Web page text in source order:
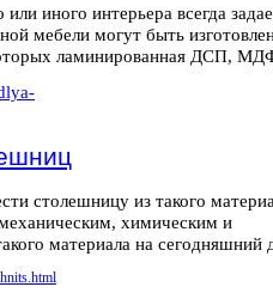
иного интерьера всегда
мебели могут быть
ламинированная ДСП,
столешницу из такого
химическим и
материала на сегодняшний